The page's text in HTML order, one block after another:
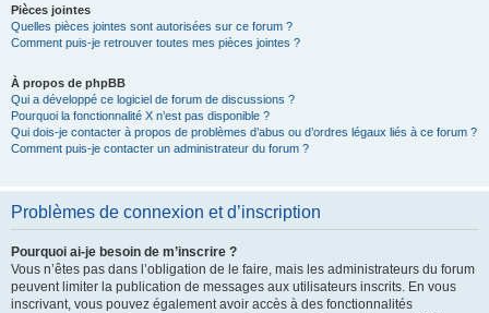
Pièces jointes
Quelles pièces jointes sont autorisées sur ce forum ?
Comment puis-je retrouver toutes mes pièces jointes ?
À propos de phpBB
Qui a développé ce logiciel de forum de discussions ?
Pourquoi la fonctionnalité X n’est pas disponible ?
Qui dois-je contacter à propos de problèmes d’abus ou d’ordres légaux liés à ce forum ?
Comment puis-je contacter un administrateur du forum ?
Problèmes de connexion et d’inscription
Pourquoi ai-je besoin de m’inscrire ?
Vous n’êtes pas dans l’obligation de le faire, mais les administrateurs du forum
peuvent limiter la publication de messages aux utilisateurs inscrits. En vous
inscrivant, vous pouvez également avoir accès à des fonctionnalités